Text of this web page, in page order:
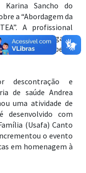
Sancho do
a “Abordagem da
A profissional
os colegas e
a respeito
descontração e
de saúde Andrea
uma atividade de
desenvolvido com
(Usafa) Canto
o evento
em homenagem à